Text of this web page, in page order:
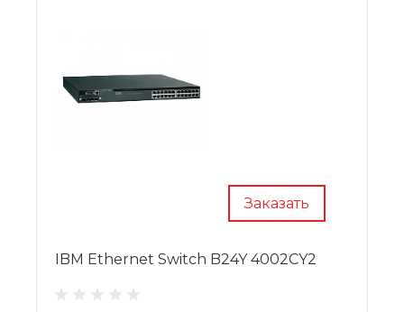
Заказать
IBM Ethernet Switch B24Y 4002CY2